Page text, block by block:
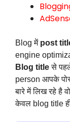
Blog में post
engine
Blog titleसे
person आपके
बारे में लिख रहे है
केवल blog title